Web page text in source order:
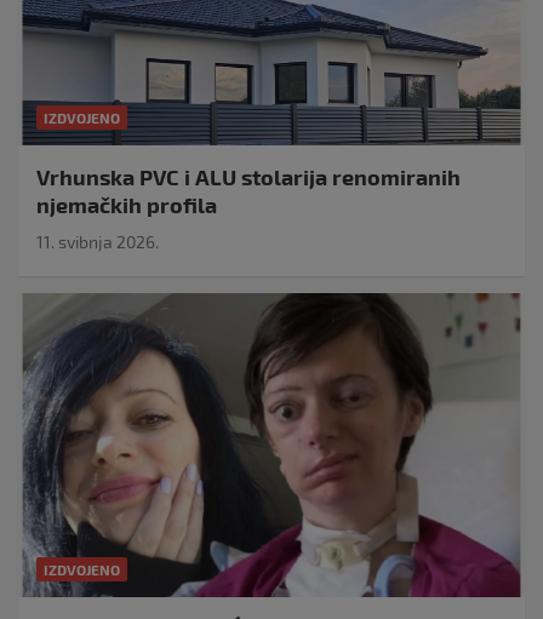
IZDVOJENO
Vrhunska PVC i ALU stolarija renomiranih
njemačkih profila
11. svibnja 2026.
IZDVOJENO